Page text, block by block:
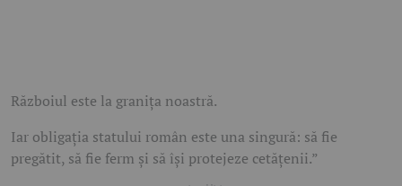
Războiul este la granița noastră.
Iar obligația statului român este una singură: să fie
pregătit, să fie ferm și să își protejeze cetățenii.”